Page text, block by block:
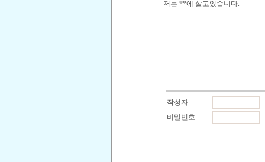
저는 **에 살고있습니다.